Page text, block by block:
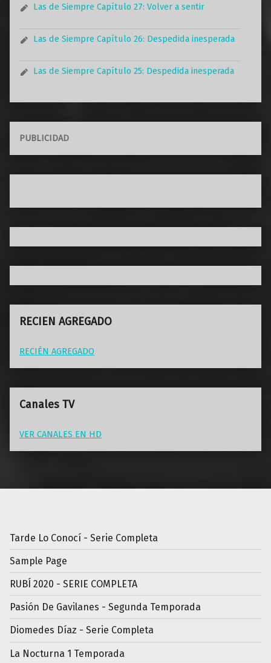
Las de Siempre Capítulo 27: Volver a sentir
Las de Siempre Capítulo 26: Despedida inesperada
Las de Siempre Capítulo 25: Despedida inesperada
PUBLICIDAD
RECIEN AGREGADO
RECIÉN AGREGADO
Canales TV
VER CANALES EN HD
Tarde Lo Conocí - Serie Completa
Sample Page
RUBÍ 2020 - SERIE COMPLETA
Pasión De Gavilanes - Segunda Temporada
Diomedes Díaz - Serie Completa
La Nocturna 1 Temporada